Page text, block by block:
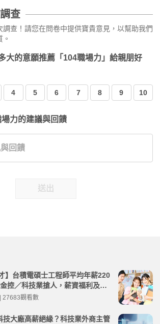
查
調查！請您在問卷中提供寶貴意見，以幫助我們
大的意願推薦「104職場力」給親朋好
4 5 6 7 8 9 10
力的建議與回饋
送出
】台積電碩士工程師平均年薪220
控／科技業搶人，薪資福利及MA
27683觀看數
技大廠高薪絕緣？科技業外商主管